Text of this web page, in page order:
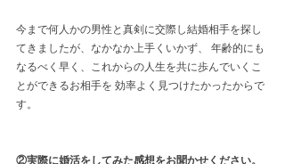
今まで何人かの男性と真剣に交際し結婚相手を探し
てきましたが、なかなか上手くいかず、 年齢的にも
なるべく早く、これからの人生を共に歩んでいくこ
とができるお相手を 効率よく見つけたかったからで
す。
②実際に婚活をしてみた感想をお聞かせください。